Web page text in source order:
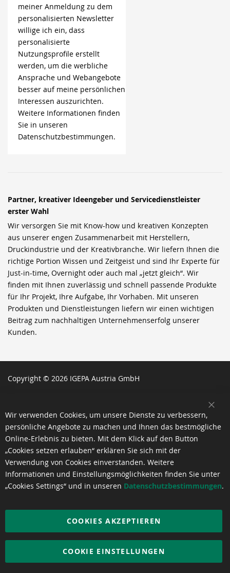
meiner Anmeldung zu dem
personalisierten Newsletter
willige ich ein, dass
personalisierte
Nutzungsprofile erstellt
werden, um die werbliche
Ansprache und Webangebote
besser auf meine persönlichen
Interessen auszurichten.
Weitere Informationen finden
Sie in unseren
Datenschutzbestimmungen.
Partner, kreativer Ideengeber und Servicedienstleister
erster Wahl
Wir versorgen Sie mit Know-how und kreativen Konzepten
aus unserer engen Zusammenarbeit mit Herstellern,
Druckindustrie und der Kreativbranche. Wir liefern Ihnen die
richtige Portion Wissen und Zeitgeist und sind Ihr Experte für
Just-in-time, Overnight oder auch mal „jetzt gleich“. Wir
finden mit Ihnen zuverlässig und schnell passende Produkte
für Ihr Projekt, Ihre Aufgabe, Ihr Vorhaben. Mit unseren
Produkten und Dienstleistungen liefern wir einen wichtigen
Beitrag zum nachhaltigen Unternehmenserfolg unserer
Kunden.
Copyright © 2026 IGEPA Austria GmbH
Wir verwenden Cookies, um unsere Dienste zu verbessern,
persönliche Angebote zu machen und Ihnen das bestmögliche
Online-Erlebnis zu bieten. Mit dem Klick auf den Button
„Cookies setzen erlauben“ erklären Sie sich mit der
Verwendung von Cookies einverstanden. Weitere
Informationen und Einstellungsmöglichkeiten finden Sie unter
„Cookies Settings“ und in unseren Datenschutzbestimmungen.
COOKIES AKZEPTIEREN
COOKIE EINSTELLUNGEN